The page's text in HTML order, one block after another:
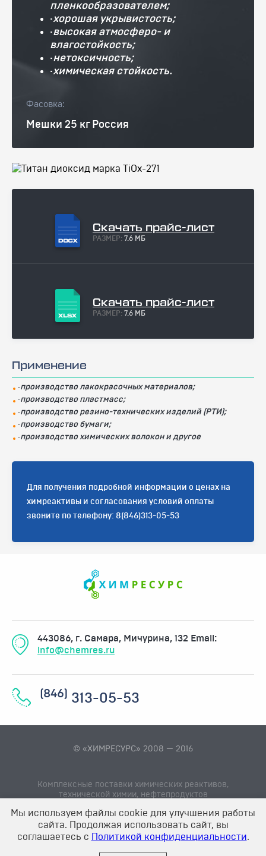
Применение
·производство лакокрасочных материалов;
·производство пластмасс;
·производство резино-технических изделий (РТИ);
·производство бумаги;
·производство химических волокон и другое
Для получения подробной информации о ценах на
химреактивы и согласования условий оплаты
звоните по телефону: 8(846)313-05-53
пленкообразователем;
·хорошая укрывистость;
·высокая атмосферо- и
влагостойкость;
·нетоксичность;
·химическая стойкость.
Фасовка:
Мешки 25 кг Россия
Скачать прайс-лист
РАЗМЕР: 7.6 МБ
Скачать прайс-лист
РАЗМЕР: 7.6 МБ
443086, г. Самара, Мичурина, 132 Email:
info@chemres.ru
(846) 313-05-53
Мы используем файлы cookie для улучшения работы
сайта. Продолжая использовать сайт, вы
соглашаетесь с
Политикой конфиденциальности.
© «ХИМРЕСУРС» 2008 — 2016
Комплексные поставки химических реактивов,
технической химии, нефтепродуктов
Создание сайта: